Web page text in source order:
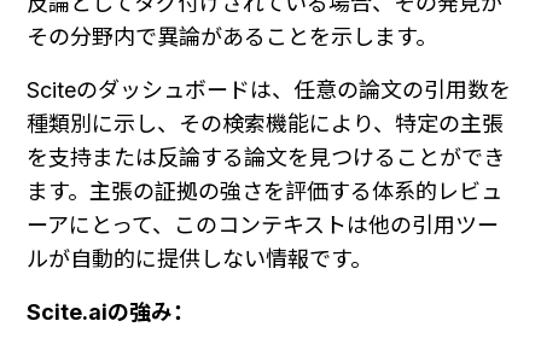
その分野内で異論があることを示します。
Sciteのダッシュボードは、任意の論文の引用数を
種類別に示し、その検索機能により、特定の主張
を支持または反論する論文を見つけることができ
ます。主張の証拠の強さを評価する体系的レビュ
ーアにとって、このコンテキストは他の引用ツー
ルが自動的に提供しない情報です。
Scite.aiの強み：